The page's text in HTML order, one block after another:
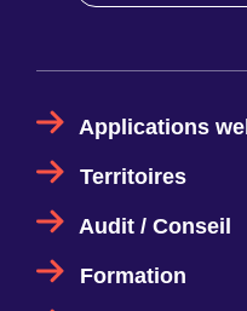
Applications
Territoires
Audit / Conseil
Formation